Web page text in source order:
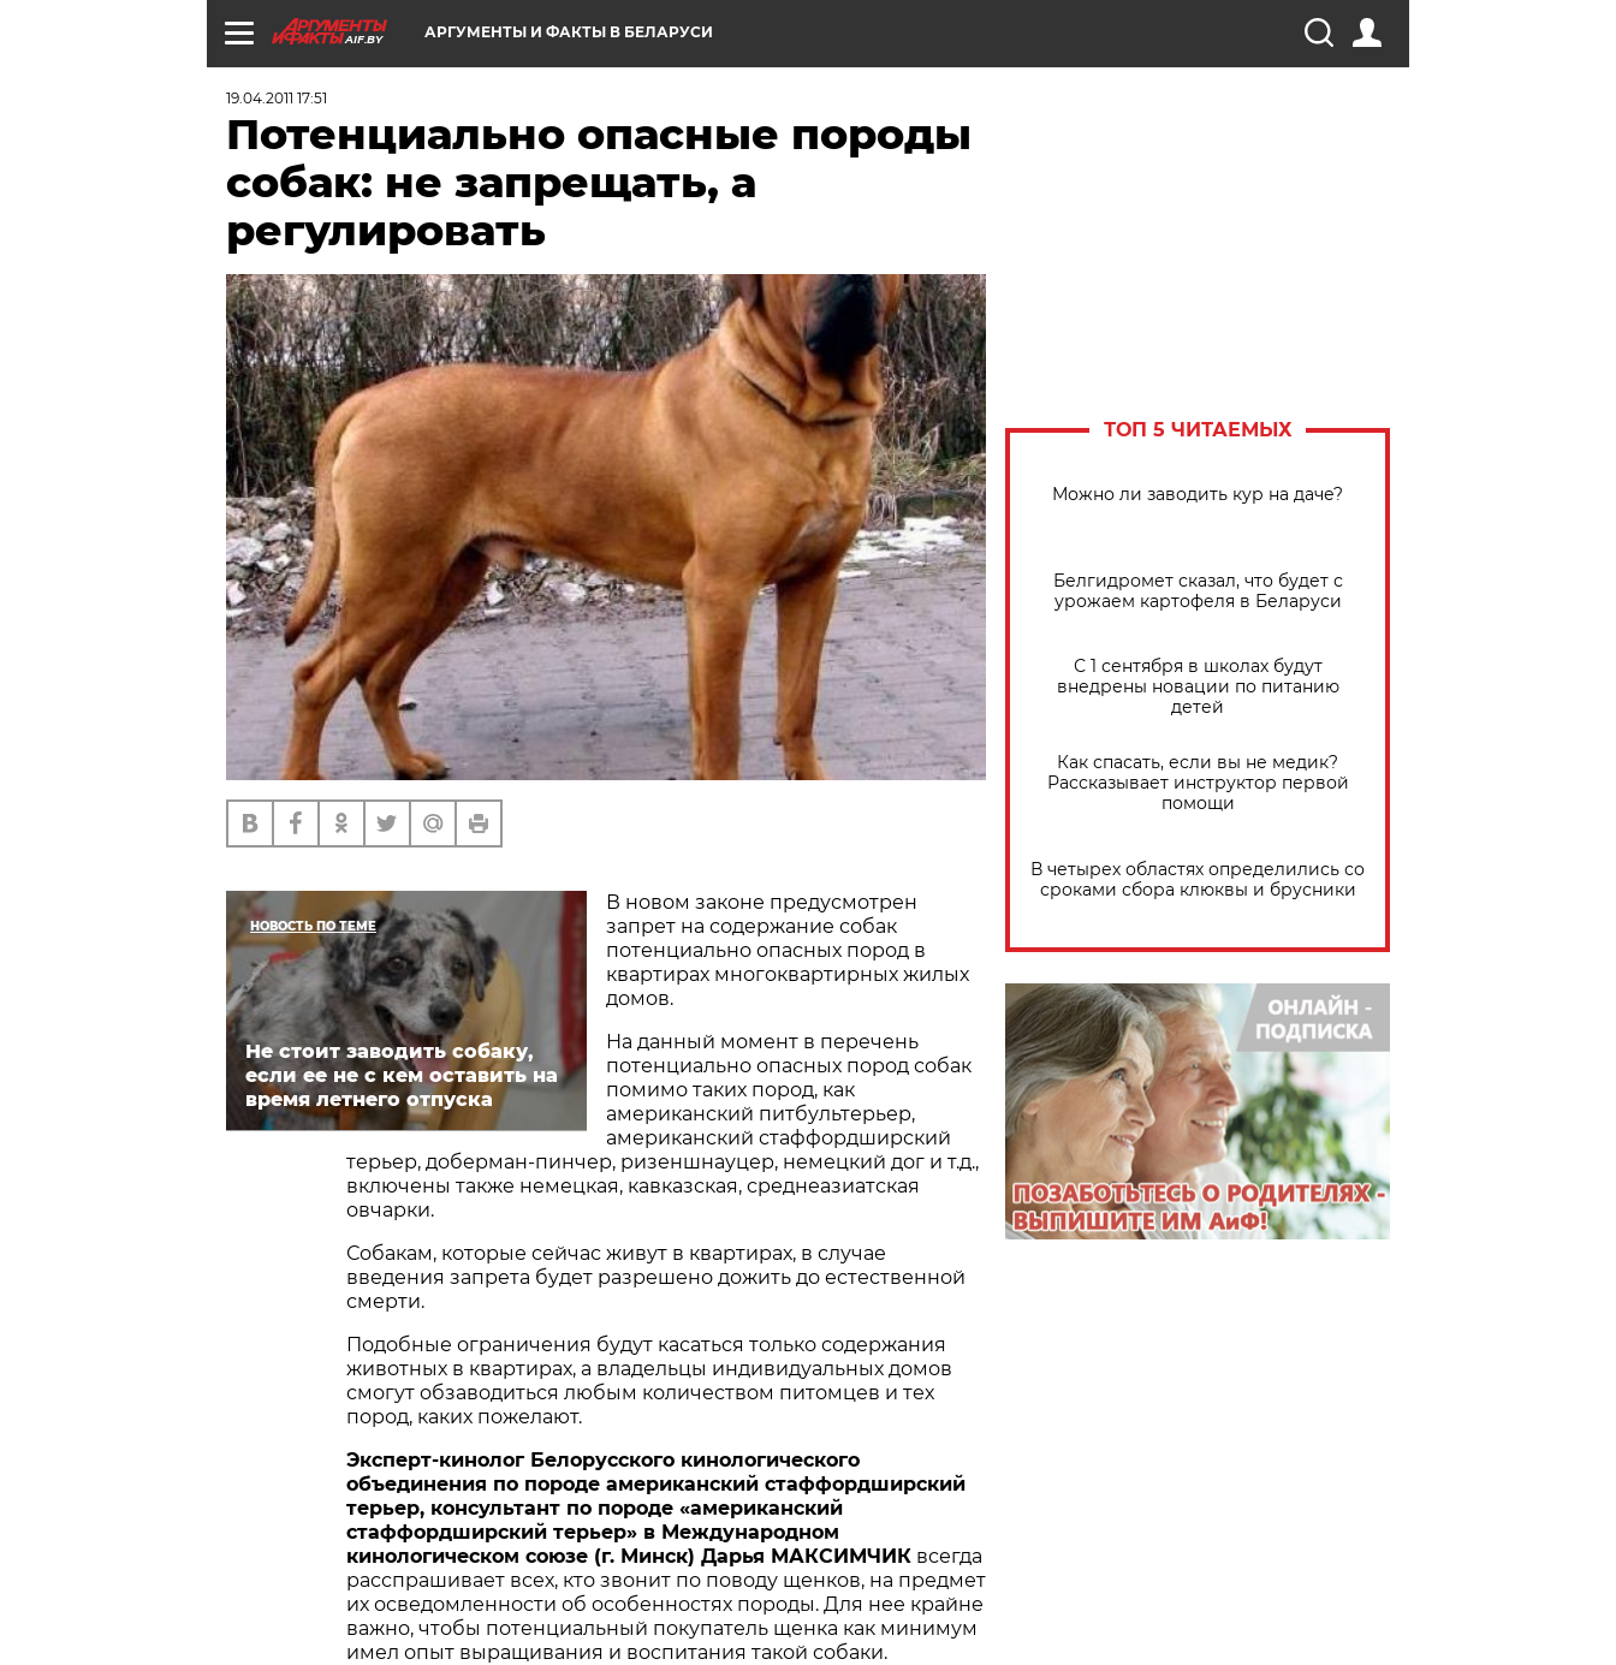
AIF.BY АРГУМЕНТЫ И ФАКТЫ В БЕЛАРУСИ
19.04.2011 17:51
Потенциально опасные породы
собак: не запрещать, а
регулировать
НОВОСТЬ ПО ТЕМЕ
Не стоит заводить собаку,
если ее не с кем оставить на
время летнего отпуска
В новом законе предусмотрен
запрет на содержание собак
потенциально опасных пород в
квартирах многоквартирных жилых
домов.
На данный момент в перечень
потенциально опасных пород собак
помимо таких пород, как
американский питбультерьер,
американский стаффордширский
терьер, доберман-пинчер, ризеншнауцер, немецкий дог и т.д.,
включены также немецкая, кавказская, среднеазиатская
овчарки.
Собакам, которые сейчас живут в квартирах, в случае
введения запрета будет разрешено дожить до естественной
смерти.
Подобные ограничения будут касаться только содержания
животных в квартирах, а владельцы индивидуальных домов
смогут обзаводиться любым количеством питомцев и тех
пород, каких пожелают.
Эксперт-кинолог Белорусского кинологического
объединения по породе американский стаффордширский
терьер, консультант по породе «американский
стаффордширский терьер» в Международном
кинологическом союзе (г. Минск) Дарья МАКСИМЧИК всегда
расспрашивает всех, кто звонит по поводу щенков, на предмет
их осведомленности об особенностях породы. Для нее крайне
важно, чтобы потенциальный покупатель щенка как минимум
имел опыт выращивания и воспитания такой собаки.
ТОП 5 ЧИТАЕМЫХ
Можно ли заводить кур на даче?
Белгидромет сказал, что будет с
урожаем картофеля в Беларуси
С 1 сентября в школах будут
внедрены новации по питанию
детей
Как спасать, если вы не медик?
Рассказывает инструктор первой
помощи
В четырех областях определились со
сроками сбора клюквы и брусники